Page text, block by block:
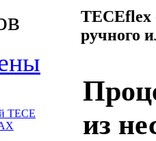
ТЕСЕ
ручного
из